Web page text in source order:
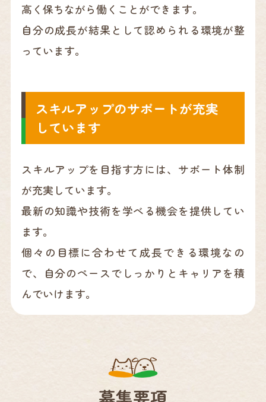
高く保ちながら働くことができます。
自分の成長が結果として認められる環境が整
っています。
スキルアップのサポートが充実
しています
スキルアップを目指す方には、サポート体制
が充実しています。
最新の知識や技術を学べる機会を提供してい
ます。
個々の目標に合わせて成長できる環境なの
で、自分のペースでしっかりとキャリアを積
んでいけます。
募集要項